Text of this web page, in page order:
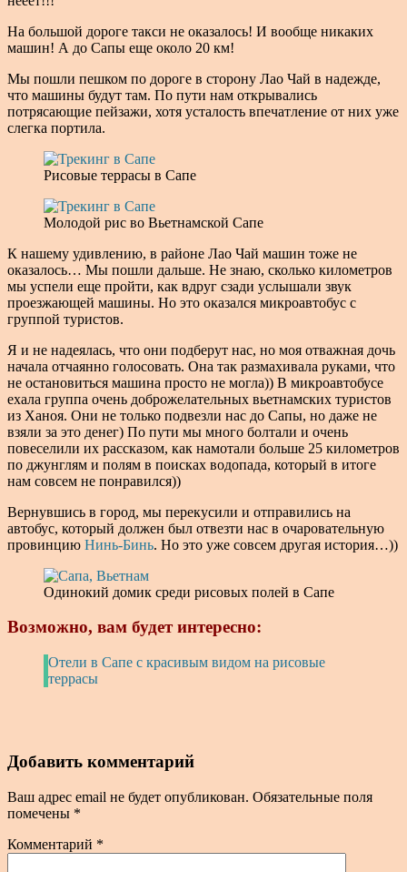
На большой дороге такси не оказалось! И вообще никаких
машин! А до Сапы еще около 20 км!
Мы пошли пешком по дороге в сторону Лао Чай в надежде,
что машины будут там. По пути нам открывались
потрясающие пейзажи, хотя усталость впечатление от них уже
слегка портила.
Рисовые террасы в Сапе
Молодой рис во Вьетнамской Сапе
К нашему удивлению, в районе Лао Чай машин тоже не
оказалось… Мы пошли дальше. Не знаю, сколько километров
мы успели еще пройти, как вдруг сзади услышали звук
проезжающей машины. Но это оказался микроавтобус с
группой туристов.
Я и не надеялась, что они подберут нас, но моя отважная дочь
начала отчаянно голосовать. Она так размахивала руками, что
не остановиться машина просто не могла)) В микроавтобусе
ехала группа очень доброжелательных вьетнамских туристов
из Ханоя. Они не только подвезли нас до Сапы, но даже не
взяли за это денег) По пути мы много болтали и очень
повеселили их рассказом, как намотали больше 25 километров
по джунглям и полям в поисках водопада, который в итоге
нам совсем не понравился))
Вернувшись в город, мы перекусили и отправились на
автобус, который должен был отвезти нас в очаровательную
провинцию Нинь-Бинь. Но это уже совсем другая история…))
Одинокий домик среди рисовых полей в Сапе
Возможно, вам будет интересно:
Отели в Сапе с красивым видом на рисовые
террасы
Добавить комментарий
Ваш адрес email не будет опубликован. Обязательные поля
помечены *
Комментарий *